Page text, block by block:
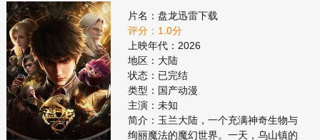
片名：盘龙迅雷下载
评分：1.0分
上映年代：2026
地区：大陆
状态：已完结
类型：国产动漫
主演：未知
简介：玉兰大陆，一个充满神奇生物与
绚丽魔法的魔幻世界。一天，乌山镇的